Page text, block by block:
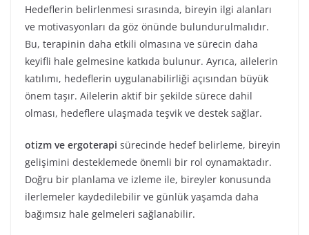
Hedeflerin belirlenmesi sırasında, bireyin ilgi alanları
ve motivasyonları da göz önünde bulundurulmalıdır.
Bu, terapinin daha etkili olmasına ve sürecin daha
keyifli hale gelmesine katkıda bulunur. Ayrıca, ailelerin
katılımı, hedeflerin uygulanabilirliği açısından büyük
önem taşır. Ailelerin aktif bir şekilde sürece dahil
olması, hedeflere ulaşmada teşvik ve destek sağlar.
otizm ve ergoterapi sürecinde hedef belirleme, bireyin
gelişimini desteklemede önemli bir rol oynamaktadır.
Doğru bir planlama ve izleme ile, bireyler konusunda
ilerlemeler kaydedilebilir ve günlük yaşamda daha
bağımsız hale gelmeleri sağlanabilir.